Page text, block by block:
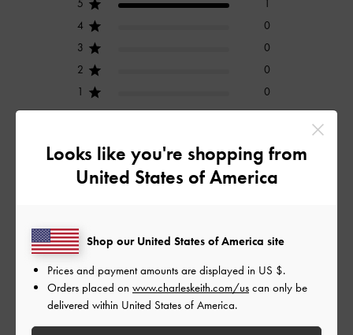
5
1
4
0
3
0
2
0
1
0
レビューを書く
品質
Looks like you're shopping from
United States of America
Shop our United States of America site
Prices and payment amounts are displayed in US $.
Orders placed on www.charleskeith.com/us can only be
delivered within United States of America.